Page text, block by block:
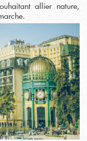
allier nature,